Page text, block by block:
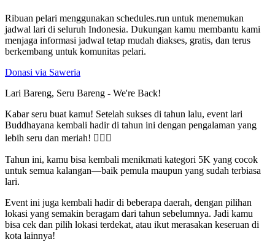
Ribuan pelari menggunakan schedules.run untuk menemukan
jadwal lari di seluruh Indonesia. Dukungan kamu membantu kami
menjaga informasi jadwal tetap mudah diakses, gratis, dan terus
berkembang untuk komunitas pelari.
Donasi via Saweria
Lari Bareng, Seru Bareng - We're Back!
Kabar seru buat kamu! Setelah sukses di tahun lalu, event lari
Buddhayana kembali hadir di tahun ini dengan pengalaman yang
lebih seru dan meriah! 🏃‍♂️✨
Tahun ini, kamu bisa kembali menikmati kategori 5K yang cocok
untuk semua kalangan—baik pemula maupun yang sudah terbiasa
lari.
Event ini juga kembali hadir di beberapa daerah, dengan pilihan
lokasi yang semakin beragam dari tahun sebelumnya. Jadi kamu
bisa cek dan pilih lokasi terdekat, atau ikut merasakan keseruan di
kota lainnya!